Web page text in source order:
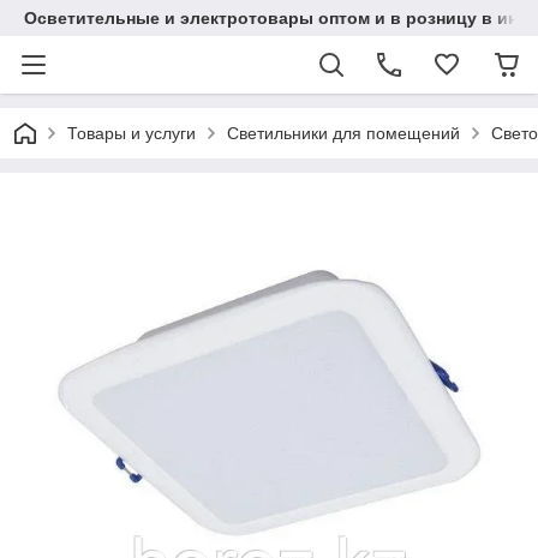
Осветительные и электротовары оптом и в розницу в
Товары и услуги Светильники для помещений